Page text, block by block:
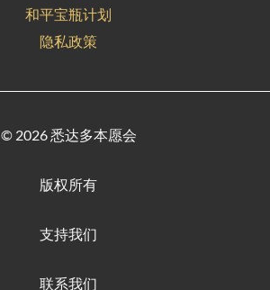
和平宝瓶计划
隐私政策
© 2026 悉达多本愿会
版权所有
支持我们
联系我们